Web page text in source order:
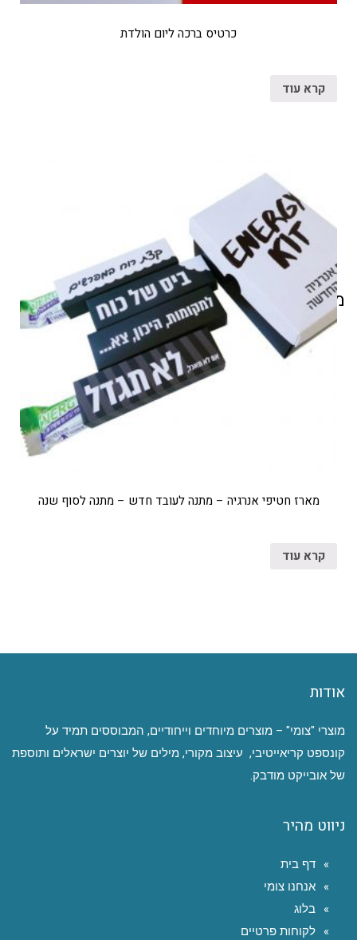
מוצרים קשורים
כרטיס ברכה ליום הולדת
קרא עוד
מארז חטיפי אנרגיה – מתנה לעובד חדש – מתנה לסוף שנה
קרא עוד
אודות
מוצרי "צומי" – מוצרים מיוחדים וייחודיים, המבוססים תמיד על
קונספט קריאייטיבי, עיצוב מקורי, מילים של יוצרים ישראלים ותוספת
של אובייקט מודבק.
ניווט מהיר
דף בית
אנחנו צומי
בלוג
לקוחות פרטיים